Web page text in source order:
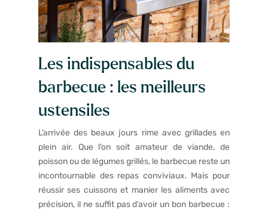
Les indispensables du
barbecue : les meilleurs
ustensiles
L’arrivée des beaux jours rime avec grillades en
plein air. Que l’on soit amateur de viande, de
poisson ou de légumes grillés, le barbecue reste un
incontournable des repas conviviaux. Mais pour
réussir ses cuissons et manier les aliments avec
précision, il ne suffit pas d’avoir un bon barbecue :